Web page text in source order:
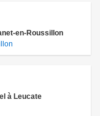
en-Roussillon
à Leucate